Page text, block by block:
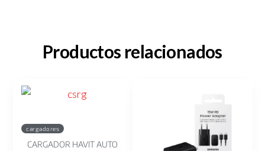
Productos relacionados
cargadores
CARGADOR HAVIT AUTO